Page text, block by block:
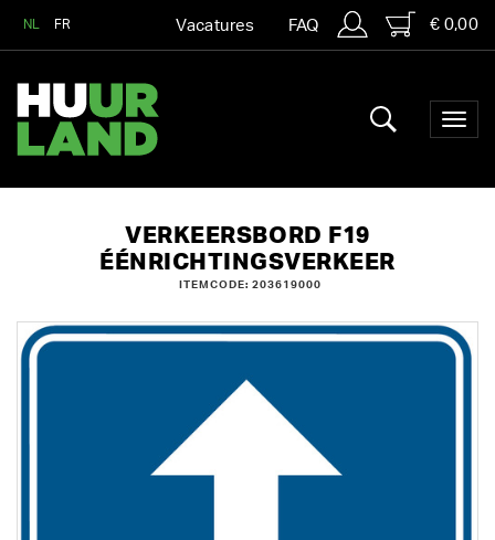
NL FR Vacatures FAQ € 0,00
VERKEERSBORD F19
ÉÉNRICHTINGSVERKEER
ITEMCODE: 203619000